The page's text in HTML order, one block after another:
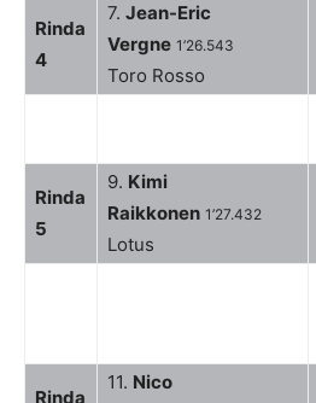
Rinda
4
7. Jean-Eric
Vergne 1’26.543
Toro Rosso
Rinda
5
9. Kimi
Raikkonen 1’27.432
Lotus
Rinda
11. Nico